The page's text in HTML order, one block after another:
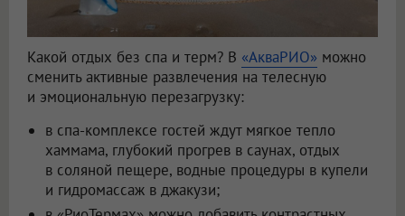
Какой отдых без спа и терм? В «АкваРИО» можно
сменить активные развлечения на телесную
и эмоциональную перезагрузку:
в спа-комплексе гостей ждут мягкое тепло
хаммама, глубокий прогрев в саунах, отдых
в соляной пещере, водные процедуры в купели
и гидромассаж в джакузи;